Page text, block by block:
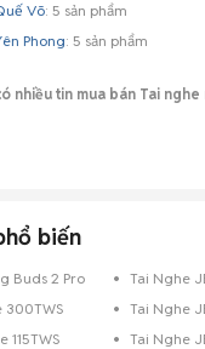
Võ: 5 sản phẩm
Phong: 5 sản phẩm
nhiều tin mua bán Tai nghe
Ninh
Ninh
biến
Buds 2 Pro
Tai Nghe
300TWS
115TWS
Tai Nghe